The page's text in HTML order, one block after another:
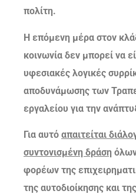
πολίτη.
Η επόμενη μέρα στον
κοινωνία δεν μπορεί να
υφεσιακές λογικές
αποδυνάμωσης των
εργαλείου για την
Για αυτό απαιτείται
συντονισμένη δράση
φορέων της
της αυτοδιοίκησης και